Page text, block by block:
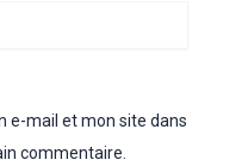
e-mail et mon site dans
commentaire.